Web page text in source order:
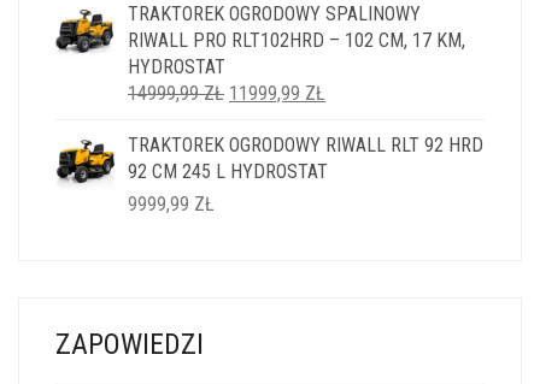
TRAKTOREK OGRODOWY SPALINOWY
RIWALL PRO RLT102HRD – 102 CM, 17 KM,
HYDROSTAT
14999,99ZŁ PIERWOTNA
WYNOSIŁA:
14999,99 ZŁ.
11999,99 ZŁ
WYNOSI:
11999,99 ZŁ.
TRAKTOREK OGRODOWY RIWALL RLT 92 HRD
92 CM 245 L HYDROSTAT
9999,99 ZŁ
ZAPOWIEDZI